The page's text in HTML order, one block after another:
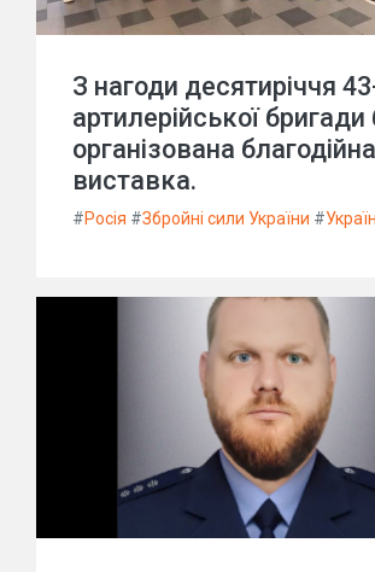
З нагоди десятиріччя
артилерійської бригади
організована благодійна
виставка.
#Росія #Збройні сили України #